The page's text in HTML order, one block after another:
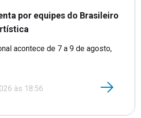
por equipes do Brasileiro
acontece de 7 a 9 de agosto,
às 18:56